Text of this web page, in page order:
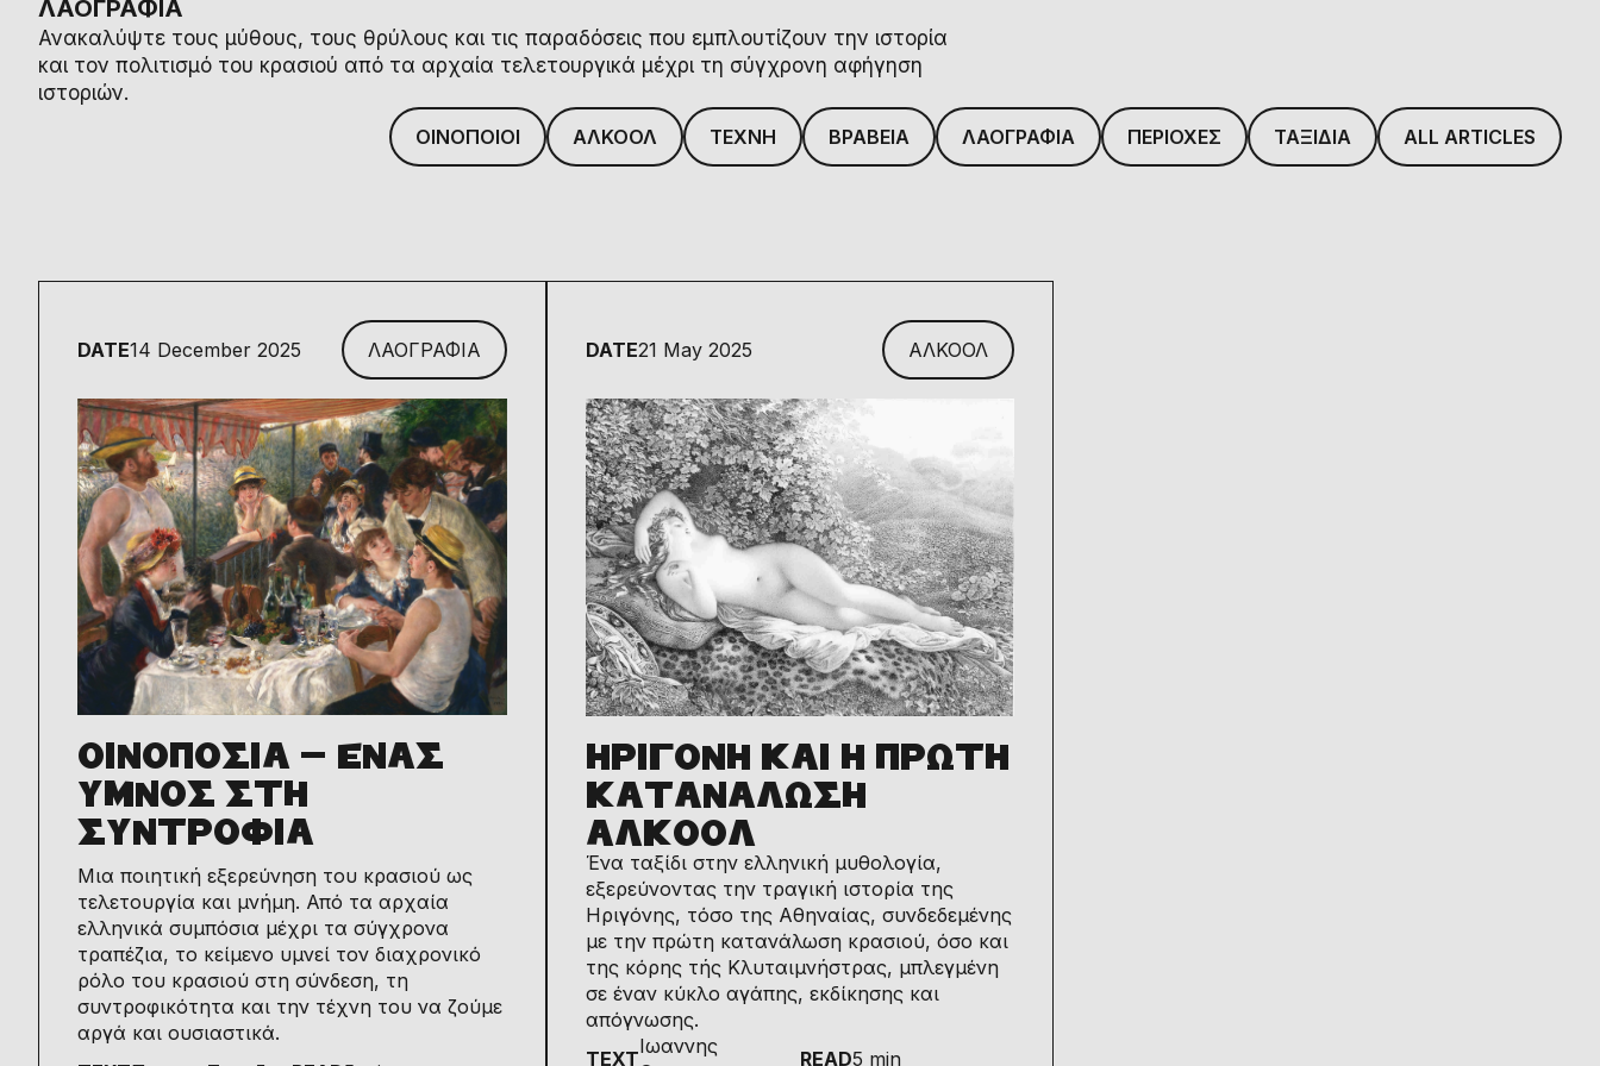
ΛΑΟΓΡΑΦΙΑ
Ανακαλύψτε τους μύθους, τους θρύλους και τις παραδόσεις που εμπλουτίζουν την ιστορία
και τον πολιτισμό του κρασιού από τα αρχαία τελετουργικά μέχρι τη σύγχρονη αφήγηση
ιστοριών.
ΟΙΝΟΠΟΙΟΙ
ΑΛΚΟΟΛ ΤΕΧΝΗ ΒΡΑΒΕΙΑ ΛΑΟΓΡΑΦΙΑ ΠΕΡΙΟΧΕΣ ΤΑΞΙΔΙΑ ALL ARTICLES
DATE14 December 2025 ΛΑΟΓΡΑΦΙΑ
ΟΙΝΟΠΟΣΙΑ – ΕΝΑΣ
ΥΜΝΟΣ ΣΤΗ
ΣΥΝΤΡΟΦΙΑ
Μια ποιητική εξερεύνηση του κρασιού ως
τελετουργία και μνήμη. Από τα αρχαία
ελληνικά συμπόσια μέχρι τα σύγχρονα
τραπέζια, το κείμενο υμνεί τον διαχρονικό
ρόλο του κρασιού στη σύνδεση, τη
συντροφικότητα και την τέχνη του να ζούμε
αργά και ουσιαστικά.
DATE21 May 2025 ΑΛΚΟΟΛ
ΗΡΙΓΟΝΗ ΚΑΙ Η ΠΡΩΤΗ
ΚΑΤΑΝΑΛΩΣΗ
ΑΛΚΟΟΛ
Ένα ταξίδι στην ελληνική μυθολογία,
εξερεύνoντας την τραγική ιστορία της
Ηριγόνης, τόσο της Αθηναίας, συνδεδεμένης
με την πρώτη κατανάλωση κρασιού, όσο και
της κόρης τής Κλυταιμνήστρας, μπλεγμένη
σε έναν κύκλο αγάπης, εκδίκησης και
απόγνωσης.
TEXT
Ιωαννης
READ5 min